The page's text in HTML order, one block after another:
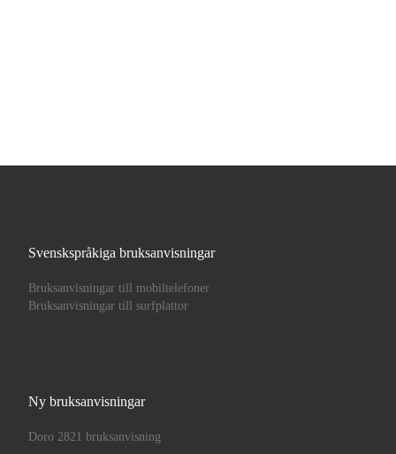
Svenskspråkiga bruksanvisningar
Bruksanvisningar till mobiltelefoner
Bruksanvisningar till surfplattor
Ny bruksanvisningar
Doro 2821 bruksanvisning